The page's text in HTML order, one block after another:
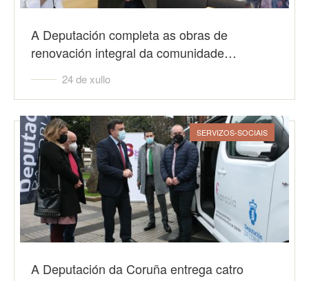
A Deputación completa as obras de
renovación integral da comunidade…
24 de xullo
SERVIZOS-SOCIAIS
A Deputación da Coruña entrega catro